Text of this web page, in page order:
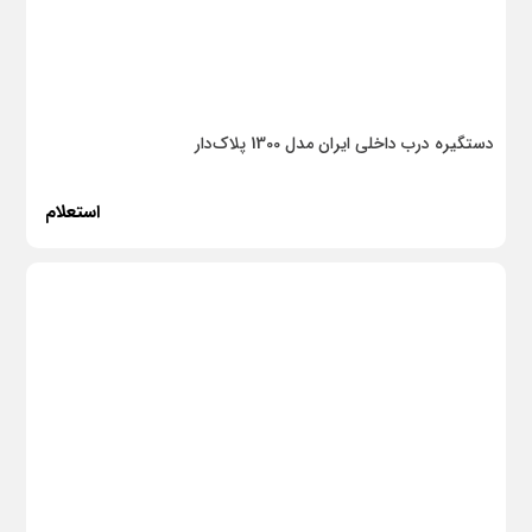
دستگیره درب داخلی ایران مدل 1300 پلاک‌دار
استعلام